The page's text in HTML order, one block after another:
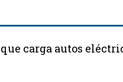
carga autos